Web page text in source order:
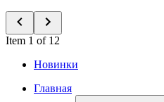
Item 1 of 12
Новинки
Главная